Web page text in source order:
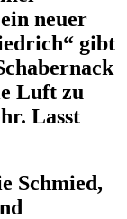
neuer
gibt
Luft zu
Lasst
Schmied,